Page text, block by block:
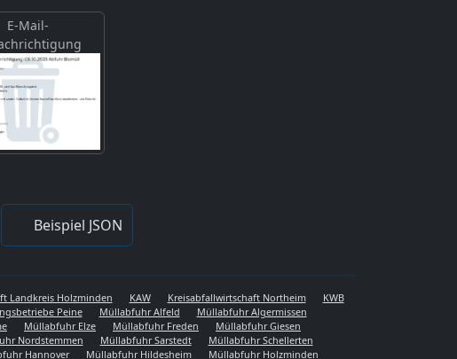
E-Mail-
Beispiel JSON
Landkreis Holzminden KAW Kreisabfallwirtschaft Northeim
KWB
Peine Müllabfuhr Alfeld
Müllabfuhr Algermissen
Müllabfuhr Elze Müllabfuhr Freden
Müllabfuhr Giesen
Nordstemmen Müllabfuhr Sarstedt
Müllabfuhr Schellerten
Hannover Müllabfuhr Hildesheim Müllabfuhr Holzminden